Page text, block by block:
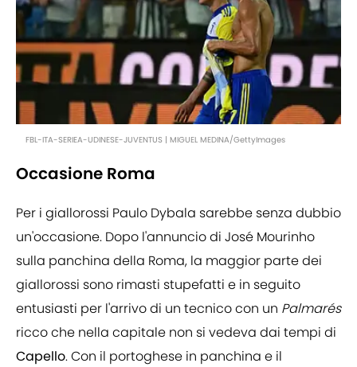
FBL-ITA-SERIEA-UDINESE-JUVENTUS | MIGUEL MEDINA/GettyImages
Occasione Roma
Per i giallorossi Paulo Dybala sarebbe senza dubbio
un'occasione. Dopo l'annuncio di José Mourinho
sulla panchina della Roma, la maggior parte dei
giallorossi sono rimasti stupefatti e in seguito
entusiasti per l'arrivo di un tecnico con un Palmarés
ricco che nella capitale non si vedeva dai tempi di
Capello. Con il portoghese in panchina e il